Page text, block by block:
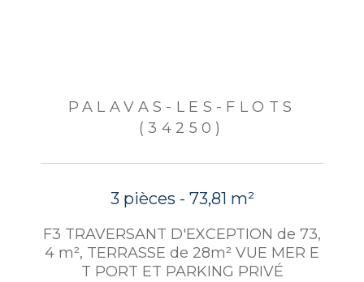
PALAVAS-LES-FLOTS
(34250)
3 pièces - 73,81 m²
F3 TRAVERSANT D'EXCEPTION de 73,
4 m², TERRASSE de 28m² VUE MER E
T PORT ET PARKING PRIVÉ